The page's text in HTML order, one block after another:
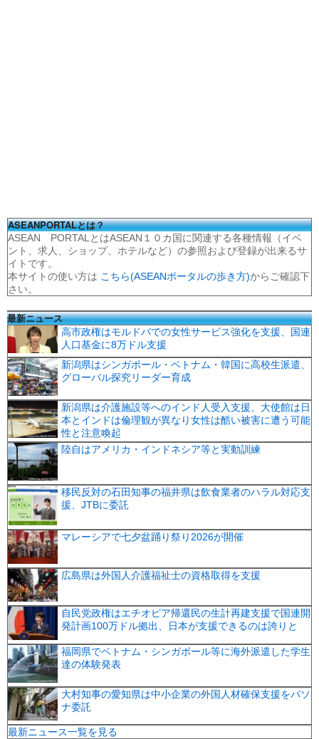
ASEANPORTALとは？
ASEAN PORTALとはASEAN１０カ国に関連する各種情報（イベ
ント、求人、ショップ、ホテルなど）の参照および登録が出来るサ
イトです。
本サイトの使い方は こちら(ASEANポータルの歩き方)からご確認下
さい。
最新ニュース
高市政権はモルドバでの女性サービス強化を支援、国連
人口基金に8万ドル支援
新潟県はシンガポール・ベトナム・韓国に高校生派遣、
グローバル探究リーダー育成
新潟県は介護施設等へのインド人受入支援、大使館は日
本とインドは倫理観が異なり女性は酷い被害に遭う可能
性と注意喚起
陸自はアメリカ・インドネシア等と実動訓練
移民反対の石田知事の福井県は飲食業者のハラル対応支
援、JTBに委託
マレーシアで七夕盆踊り祭り2026が開催
広島県は外国人介護福祉士の資格取得を支援
自民党政権はエチオピア帰還民の生計再建支援で国連開
発計画100万ドル拠出、日本が支援できるのは誇りと
福岡県でベトナム・シンガポール等に海外派遣した学生
達の体験発表
大村知事の愛知県は中小企業の外国人材確保支援をパソ
ナ委託
最新ニュース一覧を見る